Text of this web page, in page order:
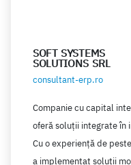
SOFT SYSTEMS
SOLUTIONS SRL
consultant-erp.ro
Companie cu capital
oferă soluții integrate în
Cu o experiență de
a implementat soluții